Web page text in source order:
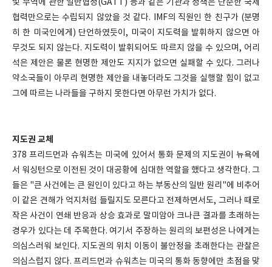
및 무역에 관한 일반협정(GATT) 등과 같은 기관과 정책은 단순한 국제
협력만으로는 수립되지 않았을 것 같다. IMF의 직원인 한 친구가 (분명
히 한 미국인에게) 단언하였듯이, 미국이 지도력을 발휘하지 않으면 아
무것도 되지 않는다. 지도력이 발휘되어도 따르지 않을 수 있으며, 어리
석은 제안은 물론 현명한 제안도 지지가 없으면 실패할 수 있다. 그러나
약소국들이 아무리 현명한 제안을 내놓더라도 그것을 실행할 힘이 없고
그에 따르는 나라들을 구하지 못한다면 아무런 가치가 없다.
지도권 교체
378 프리드먼과 슈워츠는 미국에 있어서 통화 문제의 지도권이 뉴욕에
서 워싱턴으로 이전된 것이 대공황에 심대한 역할을 했다고 생각한다. 그
들은 "큰 사건에는 큰 원인이 있다고 하는 부동산의 일반 원리"에 비추어
이 같은 견해가 억지처럼 들릴지도 모른다고 전제하면서도, 그러나 때로
작은 사건이 연쇄 반응과 상승 효과로 말미암아 크나큰 결과를 초래하는
경우가 있다는 데 주목한다. 여기서 주장하는 원리의 보편성은 나에게는
의심스러워 보인다. 지도권의 위치 이동이 불안정을 초래한다는 관찰은
의심스럽지 않다. 프리드먼과 슈워츠는 미국의 통화 동향에만 초점을 맞